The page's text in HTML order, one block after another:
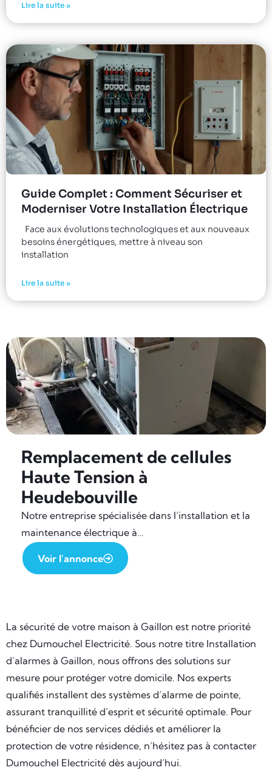
Lire la suite »
Guide Complet : Comment Sécuriser et
Moderniser Votre Installation Électrique
Face aux évolutions technologiques et aux nouveaux
besoins énergétiques, mettre à niveau son
installation
Lire la suite »
Remplacement de cellules
Haute Tension à
Heudebouville
Notre entreprise spécialisée dans l’installation et la
maintenance électrique à…
Voir l'annonce
La sécurité de votre maison à Gaillon est notre priorité
chez Dumouchel Electricité. Sous notre titre Installation
d’alarmes à Gaillon, nous offrons des solutions sur
mesure pour protéger votre domicile. Nos experts
qualifiés installent des systèmes d’alarme de pointe,
assurant tranquillité d’esprit et sécurité optimale. Pour
bénéficier de nos services dédiés et améliorer la
protection de votre résidence, n’hésitez pas à contacter
Dumouchel Electricité dès aujourd’hui.